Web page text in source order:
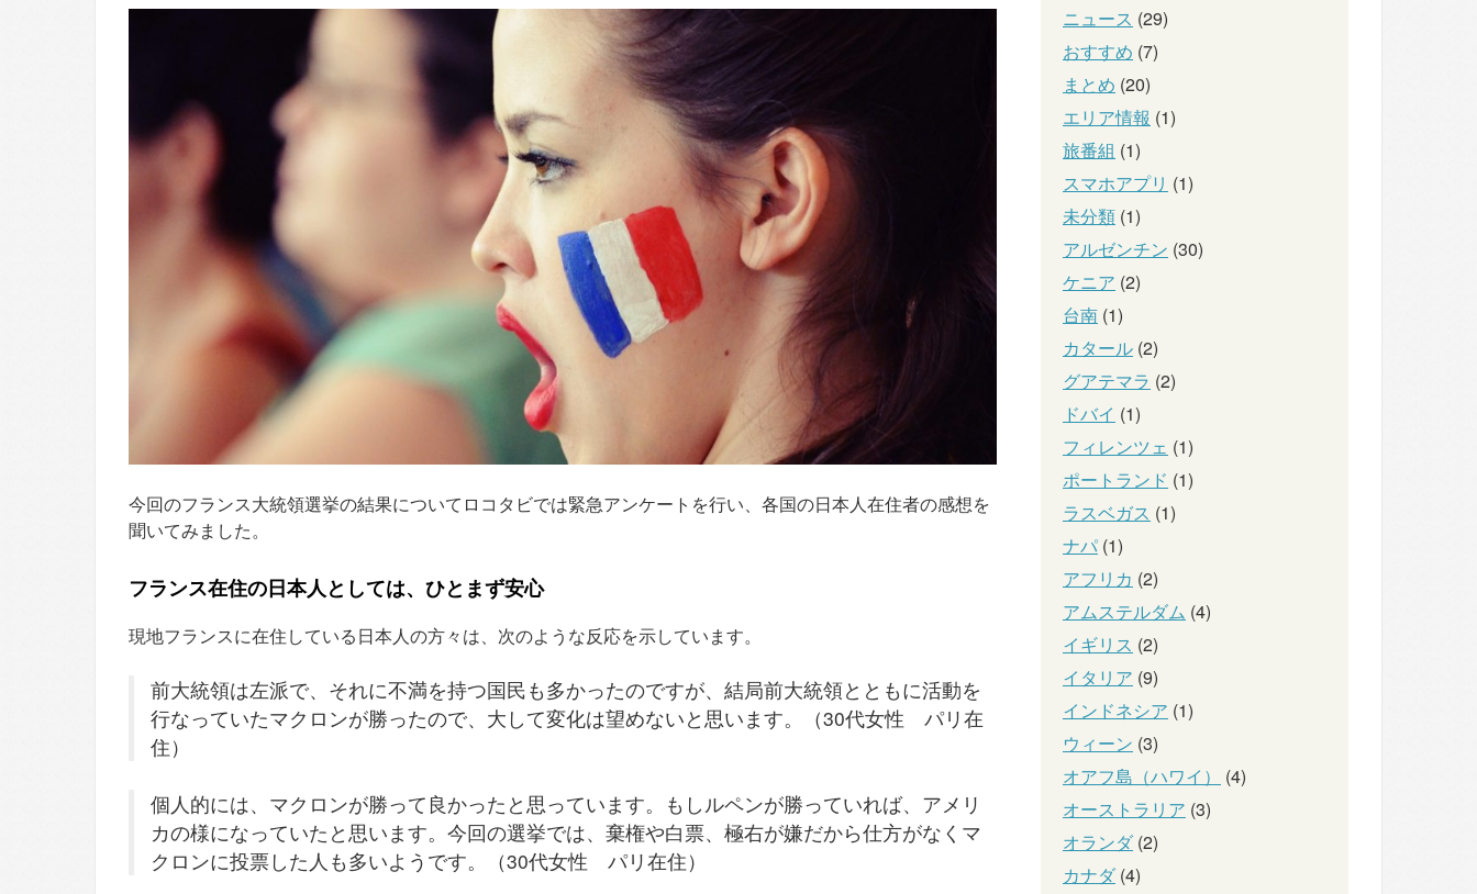
今回のフランス大統領選挙の結果についてロコタビでは緊急アンケートを行い、各国の日本人在住者の感想を
聞いてみました。
フランス在住の日本人としては、ひとまず安心
現地フランスに在住している日本人の方々は、次のような反応を示しています。
前大統領は左派で、それに不満を持つ国民も多かったのですが、結局前大統領とともに活動を
行なっていたマクロンが勝ったので、大して変化は望めないと思います。（30代女性 パリ在
住）
個人的には、マクロンが勝って良かったと思っています。もしルペンが勝っていれば、アメリ
カの様になっていたと思います。今回の選挙では、棄権や白票、極右が嫌だから仕方がなくマ
クロンに投票した人も多いようです。（30代女性 パリ在住）
ニュース (29)
おすすめ (7)
まとめ (20)
エリア情報 (1)
旅番組 (1)
スマホアプリ (1)
未分類 (1)
アルゼンチン (30)
ケニア (2)
台南 (1)
カタール (2)
グアテマラ (2)
ドバイ (1)
フィレンツェ (1)
ポートランド (1)
ラスベガス (1)
ナパ (1)
アフリカ (2)
アムステルダム (4)
イギリス (2)
イタリア (9)
インドネシア (1)
ウィーン (3)
オアフ島（ハワイ）
(4)
オーストラリア (3)
オランダ(2)
カナダ(4)